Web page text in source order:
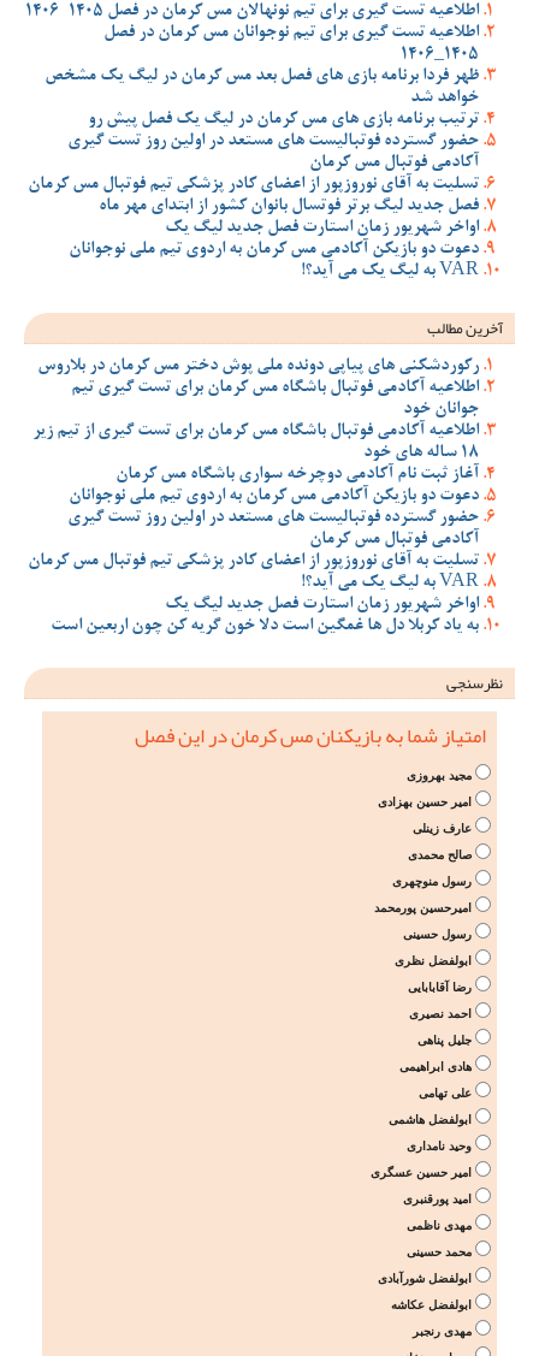
اطلاعیه تست گیری برای تیم نونهالان مس کرمان در فصل 1405-1406
اطلاعیه تست گیری برای تیم نوجوانان مس کرمان در فصل
1405_1406
ظهر فردا برنامه بازی های فصل بعد مس کرمان در لیگ یک مشخص
خواهد شد
ترتیب برنامه بازی های مس کرمان در لیگ یک فصل پیش رو
حضور گسترده فوتبالیست های مستعد در اولین روز تست گیری
آکادمی فوتبال مس کرمان
تسلیت به آقای نوروزپور از اعضای کادر پزشکی تیم فوتبال مس کرمان
فصل جدید لیگ برتر فوتسال بانوان کشور از ابتدای مهر ماه
اواخر شهریور زمان استارت فصل جدید لیگ یک
دعوت دو بازیکن آکادمی مس کرمان به اردوی تیم ملی نوجوانان
VAR به لیگ یک می آید؟!
آخرین مطالب
رکوردشکنی های پیاپی دونده ملی پوش دختر مس کرمان در بلاروس
اطلاعیه آکادمی فوتبال باشگاه مس کرمان برای تست گیری تیم
جوانان خود
اطلاعیه آکادمی فوتبال باشگاه مس کرمان برای تست گیری از تیم زیر
18 ساله های خود
آغاز ثبت نام آکادمی دوچرخه سواری باشگاه مس کرمان
دعوت دو بازیکن آکادمی مس کرمان به اردوی تیم ملی نوجوانان
حضور گسترده فوتبالیست های مستعد در اولین روز تست گیری
آکادمی فوتبال مس کرمان
تسلیت به آقای نوروزپور از اعضای کادر پزشکی تیم فوتبال مس کرمان
VAR به لیگ یک می آید؟!
اواخر شهریور زمان استارت فصل جدید لیگ یک
به یاد کربلا دل ها غمگین است دلا خون گریه کن چون اربعین است
نظرسنجی
امتیاز شما به بازیکنان مس کرمان در این فصل
مجید بهروزی
امیر حسین بهزادی
عارف زینلی
صالح محمدی
رسول منوچهری
امیرحسین پورمحمد
رسول حسینی
ابولفضل نظری
رضا آقابابایی
احمد نصیری
جلیل پناهی
هادی ابراهیمی
علی تهامی
ابولفضل هاشمی
وحید نامداری
امیر حسین عسگری
امید پورقنبری
مهدی ناظمی
محمد حسینی
ابولفضل شورآبادی
ابولفضل عکاشه
مهدی رنجبر